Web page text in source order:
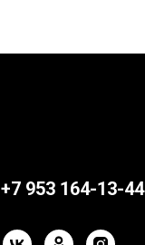
+7 953 164-13-44